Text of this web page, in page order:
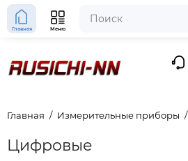
Главная Меню
Главная Измерительные приборы
Цифровые